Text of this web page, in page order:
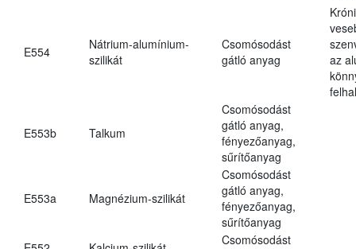
E554
Nátrium-alumínium-
szilikát
Csomósodást
gátló anyag
az
E553b Talkum
Csomósodást
gátló anyag,
fényezőanyag,
sűrítőanyag
E553a Magnézium-szilikát
Csomósodást
gátló anyag,
fényezőanyag,
sűrítőanyag
Csomósodást